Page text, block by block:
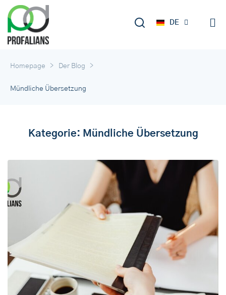
DE
RU
Homepage > Der Blog >
Mündliche Übersetzung
Kategorie: Mündliche Übersetzung